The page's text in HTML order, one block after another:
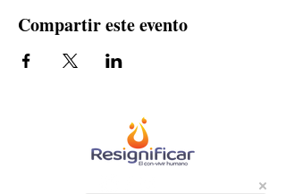
Compartir este evento